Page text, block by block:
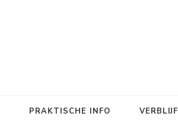
PRAKTISCHE INFO VERBLIJF